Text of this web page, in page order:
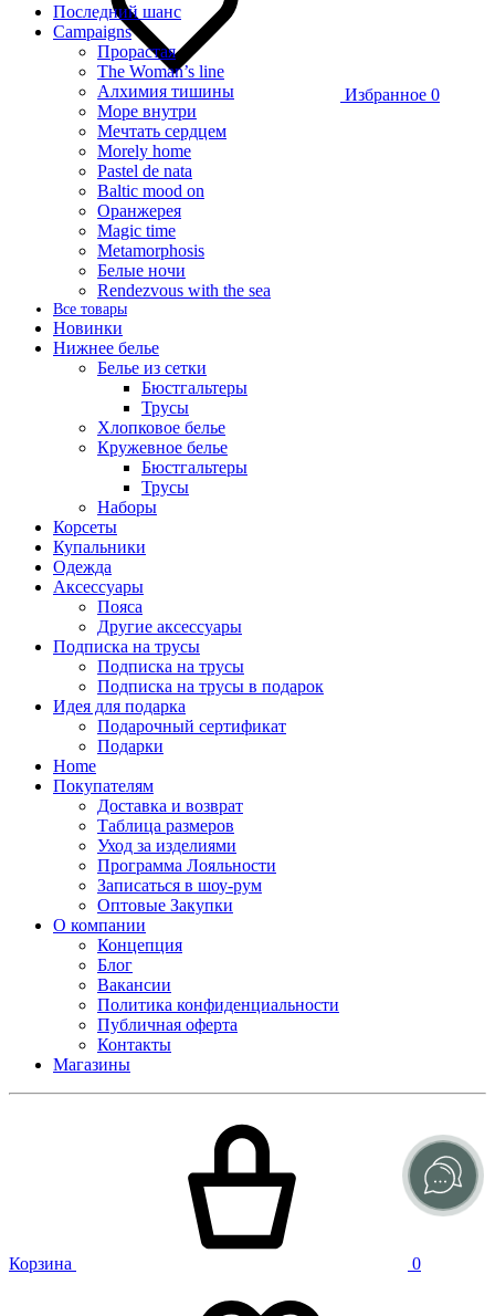
Избранное 0
Последний шанс
Campaigns
Прорастая
The Woman’s line
Алхимия тишины
Море внутри
Мечтать сердцем
Morely home
Pastel de nata
Baltic mood on
Оранжерея
Magic time
Metamorphosis
Белые ночи
Rendezvous with the sea
Все товары
Новинки
Нижнее белье
Белье из сетки
Бюстгальтеры
Трусы
Хлопковое белье
Кружевное белье
Бюстгальтеры
Трусы
Наборы
Корсеты
Купальники
Одежда
Аксессуары
Пояса
Другие аксессуары
Подписка на трусы
Подписка на трусы
Подписка на трусы в подарок
Идея для подарка
Подарочный сертификат
Подарки
Home
Покупателям
Доставка и возврат
Таблица размеров
Уход за изделиями
Программа Лояльности
Записаться в шоу-рум
Оптовые Закупки
О компании
Концепция
Блог
Вакансии
Политика конфиденциальности
Публичная оферта
Контакты
Магазины
Корзина 0